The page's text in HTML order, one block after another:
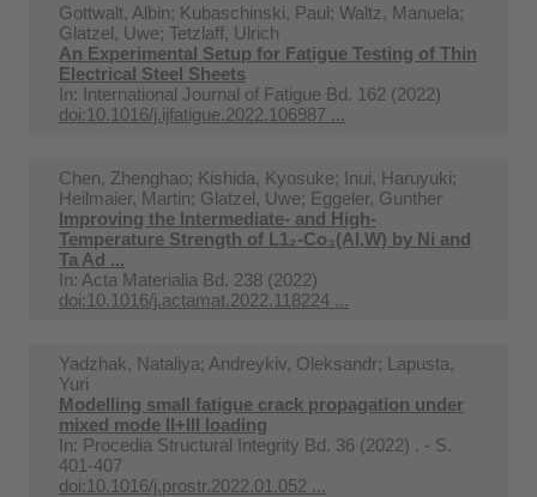
Gottwalt, Albin; Kubaschinski, Paul; Waltz, Manuela;
Glatzel, Uwe; Tetzlaff, Ulrich
An Experimental Setup for Fatigue Testing of Thin
Electrical Steel Sheets
In: International Journal of Fatigue Bd. 162 (2022)
doi:10.1016/j.ijfatigue.2022.106987 ...
Chen, Zhenghao; Kishida, Kyosuke; Inui, Haruyuki;
Heilmaier, Martin; Glatzel, Uwe; Eggeler, Gunther
Improving the Intermediate- and High-
Temperature Strength of L1₂-Co₃(Al,W) by Ni and
Ta Ad ...
In: Acta Materialia Bd. 238 (2022)
doi:10.1016/j.actamat.2022.118224 ...
Yadzhak, Nataliya; Andreykiv, Oleksandr; Lapusta,
Yuri
Modelling small fatigue crack propagation under
mixed mode II+III loading
In: Procedia Structural Integrity Bd. 36 (2022) . - S.
401-407
doi:10.1016/j.prostr.2022.01.052 ...